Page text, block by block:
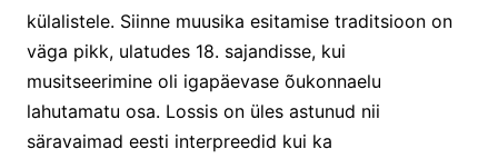
külalistele. Siinne muusika esitamise traditsioon on
väga pikk, ulatudes 18. sajandisse, kui
musitseerimine oli igapäevase õukonnaelu
lahutamatu osa. Lossis on üles astunud nii
säravaimad eesti interpreedid kui ka